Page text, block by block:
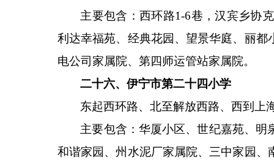
主要包含：西环路1-6巷，汉宾乡协
利达幸福苑、经典花园、望景华庭、丽
电公司家属院、第四师运管站家属院。
二十六、伊宁市第二十四小学
东起西环路、北至解放西路、西到上
主要包含：华厦小区、世纪嘉苑、
和谐家园、州水泥厂家属院、三中家园